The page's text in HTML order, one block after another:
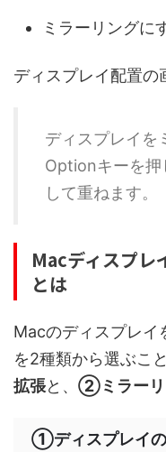
ミラーリングに
ディスプレイ配置の
ディスプレイを
Optionキーを押
して重ねます。
Macディスプレ
とは
Macのディスプレイ
を2種類から選ぶこ
拡張と、 ②ミラーリ
①ディスプレイ